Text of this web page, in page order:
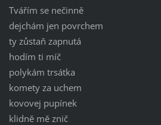
Tvářím se nečinně
dejchám jen povrchem
ty zůstaň zapnutá
hodím ti míč
polykám trsátka
komety za uchem
kovovej pupínek
klidně mě znič